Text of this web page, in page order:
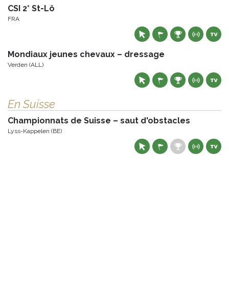
CSI 2* St-Lô
FRA
Mondiaux jeunes chevaux – dressage
Verden (ALL)
En Suisse
Championnats de Suisse – saut d'obstacles
Lyss-Kappelen (BE)